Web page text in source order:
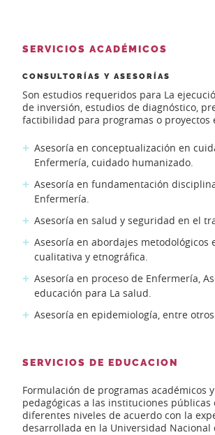
SERVICIOS ACADÉMICOS
CONSULTORÍAS Y ASESORÍAS
Son estudios requeridos para La
de inversión, estudios de diagnóstico,
factibilidad para programas o proyectos
Asesoría en conceptualización en
Enfermería, cuidado humanizado.
Asesoría en fundamentación
Enfermería.
Asesoría en salud y seguridad en el
Asesoría en abordajes metodológicos
cualitativa y etnográfica.
Asesoría en proceso de Enfermería,
educación para La salud.
Asesoría en epidemiología, entre
SERVICIOS DE EDUCACION
Formulación de programas académicos
pedagógicas a las instituciones públicas
diferentes niveles de acuerdo con la
desarrollada en la Universidad Nacional